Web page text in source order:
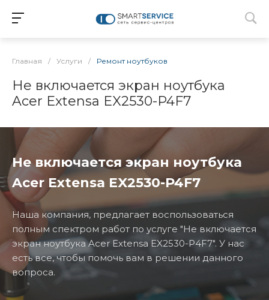
Главная / Услуги / Ремонт ноутбуков
Не включается экран ноутбука
Acer Extensa EX2530-P4F7
Не включается экран ноутбука
Acer Extensa EX2530-P4F7
Наша компания, предлагает воспользоваться
полным спектром работ по услуге "Не включается
экран ноутбука Acer Extensa EX2530-P4F7". У нас
есть все, чтобы помочь вам в решении данного
вопроса.